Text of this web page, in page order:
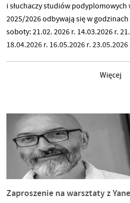
i słuchaczy studiów
2025/2026 odbywają się w
soboty: 21.02. 2026 r. 14.03.2026 r.
18.04.2026 r. 16.05.2026 r.
Więcej
Zaproszenie na warsztaty z